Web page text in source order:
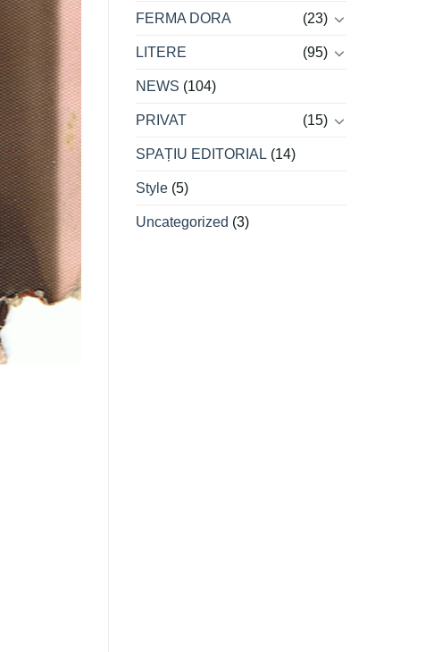
FERMA DORA (23)
LITERE (95)
NEWS (104)
PRIVAT (15)
SPAȚIU EDITORIAL (14)
Style(5)
Uncategorized (3)